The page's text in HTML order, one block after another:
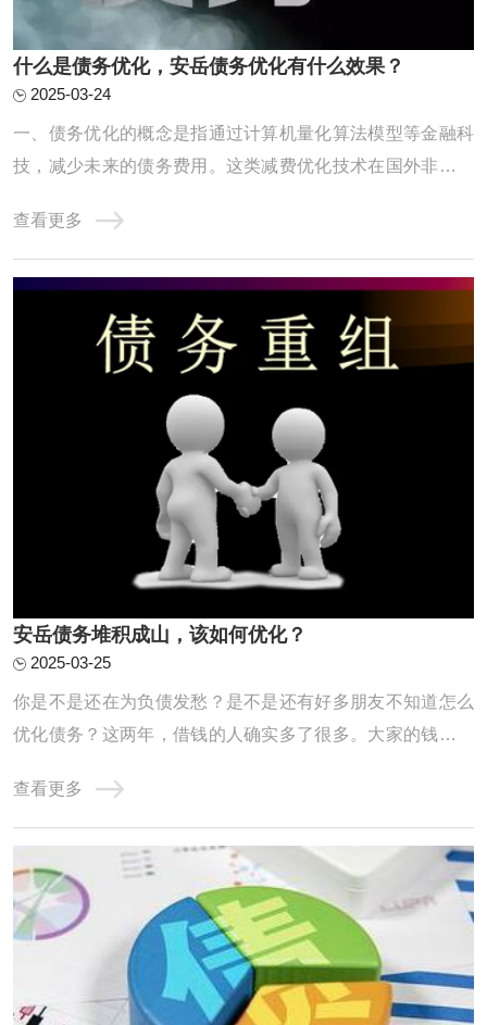
什么是债务优化，安岳债务优化有什么效果？
2025-03-24
一、债务优化的概念是指通过计算机量化算法模型等金融科
技，减少未来的债务费用。这类减费优化技术在国外非常普
务优化的具体形式使用大数据、算法模型等先进的技术工
具，在保障借款人隐私的前提下，对上千万种不同的还款方
案进行自动测算，根据借款人的收入和债务情 ...
查看更多
安岳债务堆积成山，该如何优化？
2025-03-25
你是不是还在为负债发愁？是不是还有好多朋友不知道怎么
优化债务？这两年，借钱的人确实多了很多。大家的钱包都
用卡透支、查询频繁、逾期不断，其实这些问题都是因为这
两年收入缩水，导致房贷车贷压得人喘不过气，只能靠网贷
和信用卡拆东墙补西墙，结果征信记录也变得 ...
查看更多